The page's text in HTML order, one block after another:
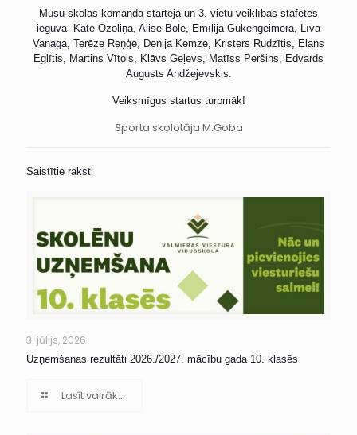
Mūsu skolas komandā startēja un 3. vietu veiklības stafetēs
ieguva Kate Ozoliņa, Alise Bole, Emīlija Gukengeimera, Līva
Vanaga, Terēze Reņģe, Denija Kemze, Kristers Rudzītis, Elans
Eglītis, Martins Vītols, Klāvs Geļevs, Matīss Peršins, Edvards
Augusts Andžejevskis.
Veiksmīgus startus turpmāk!
Sporta skolotāja M.Goba
Saistītie raksti
3. jūlijs, 2026
Uzņemšanas rezultāti 2026./2027. mācību gada 10. klasēs
Lasīt vairāk...